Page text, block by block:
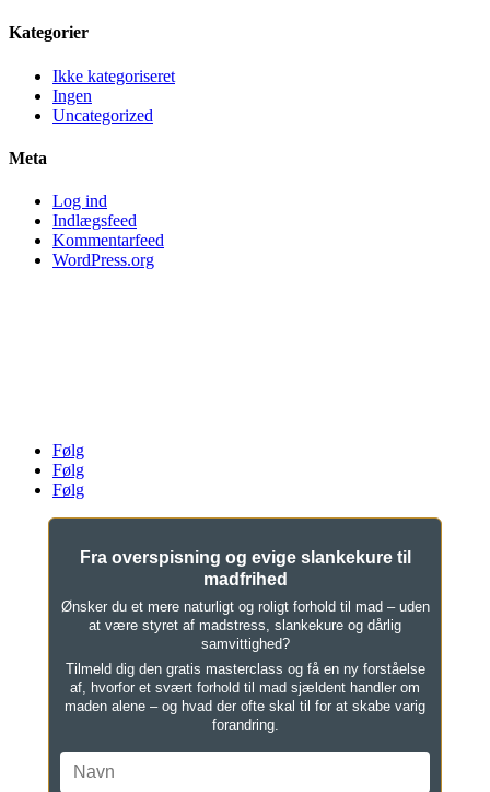
Kategorier
Ikke kategoriseret
Ingen
Uncategorized
Meta
Log ind
Indlægsfeed
Kommentarfeed
WordPress.org
Følg
Følg
Følg
Fra overspisning og evige slankekure til
madfrihed
Ønsker du et mere naturligt og roligt forhold til mad – uden
at være styret af madstress, slankekure og dårlig
samvittighed?
Tilmeld dig den gratis masterclass og få en ny forståelse
af, hvorfor et svært forhold til mad sjældent handler om
maden alene – og hvad der ofte skal til for at skabe varig
forandring.